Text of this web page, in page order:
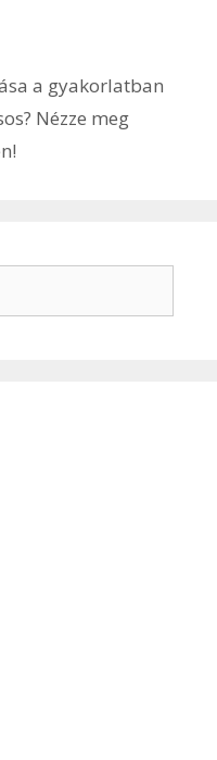
a gyakorlatban
Nézze meg